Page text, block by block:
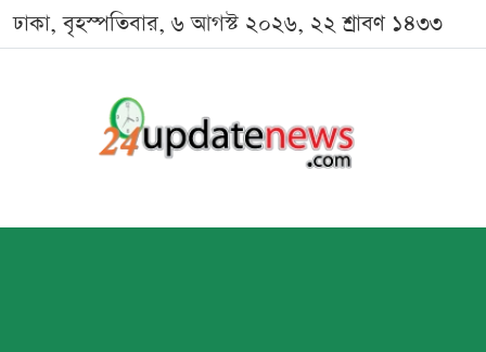
ঢাকা, বৃহস্পতিবার, ৬ আগস্ট ২০২৬, ২২ শ্রাবণ ১৪৩৩